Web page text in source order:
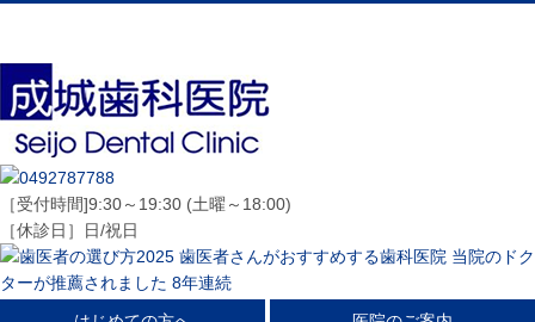
［受付時間]9:30～19:30 (土曜～18:00)
［休診日］日/祝日